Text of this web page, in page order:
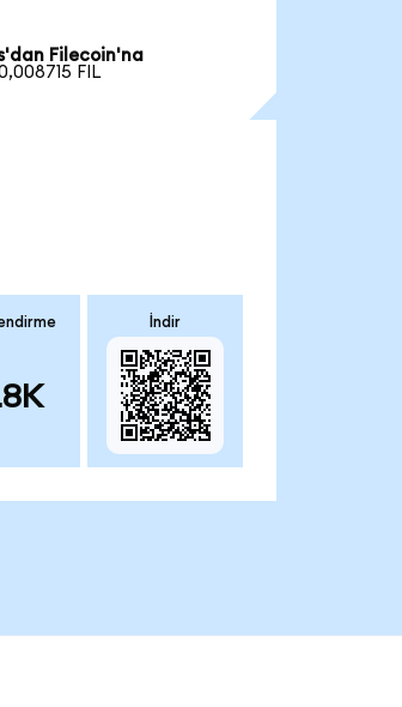
Filecoin'na
FIL
İndir